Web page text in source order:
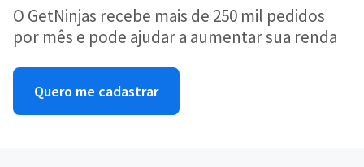
O GetNinjas recebe mais de 250 mil pedidos
por mês e pode ajudar a aumentar sua renda
Quero me cadastrar